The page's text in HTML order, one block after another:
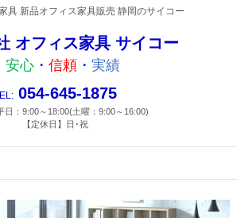
具 新品オフィス家具販売 静岡のサイコー
オフィス家具 サイコー
安心 ・ 信頼 ・ 実績
054-645-1875
日：9:00～18:00(土曜：9:00～16:00)
【定休日】日･祝